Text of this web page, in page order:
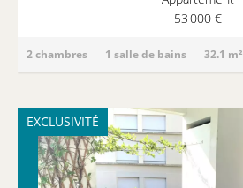
53 000 €
2 chambres 1 salle de bains 32.1 m²
EXCLUSIVITÉ